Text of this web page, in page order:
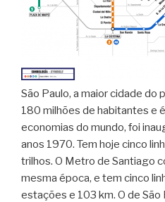
São Paulo, a maior cidade do
180 milhões de habitantes e
economias do mundo, foi
anos 1970. Tem hoje cinco
trilhos. O Metro de Santiago
mesma época, e tem cinco
estações e 103 km. O de